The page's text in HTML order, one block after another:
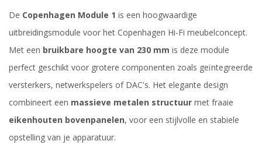
De Copenhagen Module 1 is een hoogwaardige
uitbreidingsmodule voor het Copenhagen Hi-Fi meubelconcept.
Met een bruikbare hoogte van 230 mm is deze module
perfect geschikt voor grotere componenten zoals geïntegreerde
versterkers, netwerkspelers of DAC's. Het elegante design
combineert een massieve metalen structuur met fraaie
eikenhouten bovenpanelen, voor een stijlvolle en stabiele
opstelling van je apparatuur.